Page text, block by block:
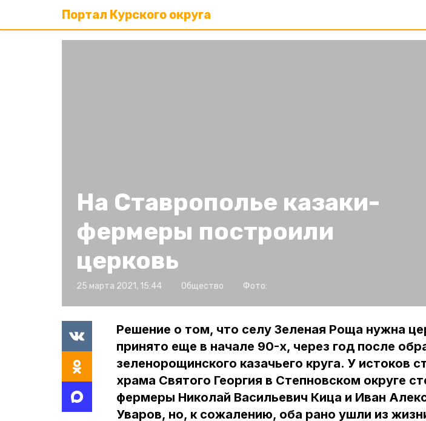
Портал Курского округа
На Ставрополье казаки-
фермеры построили
церковь
25 марта 2021, 15:44 Общество Фото:
Решение о том, что селу Зеленая Роща нужна
принято еще в начале 90-х, через год после
зеленорощинского казачьего круга. У истоков
храма Святого Георгия в Степновском округе
фермеры Николай Васильевич Кица и Иван
Уваров, но, к сожалению, оба рано ушли из